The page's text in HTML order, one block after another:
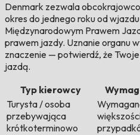
Denmark zezwala
okres do jednego roku od
Międzynarodowym Prawem
prawem jazdy. Uznanie organu
znaczenie — potwierdź, że
jazdą.
Typ kierowcy
Turysta / osoba
przebywająca
krótkoterminowo